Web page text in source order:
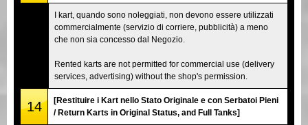
I kart, quando sono noleggiati, non devono essere utilizzati
commercialmente (servizio di corriere, pubblicità) a meno
che non sia concesso dal Negozio.
Rented karts are not permitted for commercial use (delivery
services, advertising) without the shop's permission.
14
[Restituire i Kart nello Stato Originale e con Serbatoi Pieni
/ Return Karts in Original Status, and Full Tanks]